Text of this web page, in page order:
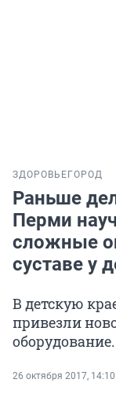
ЗДОРОВЬЕ ГОРОД
Раньше
Перми
сложные
суставе у
В детскую
привезли
оборудование.
26 октября 2017, 14:10